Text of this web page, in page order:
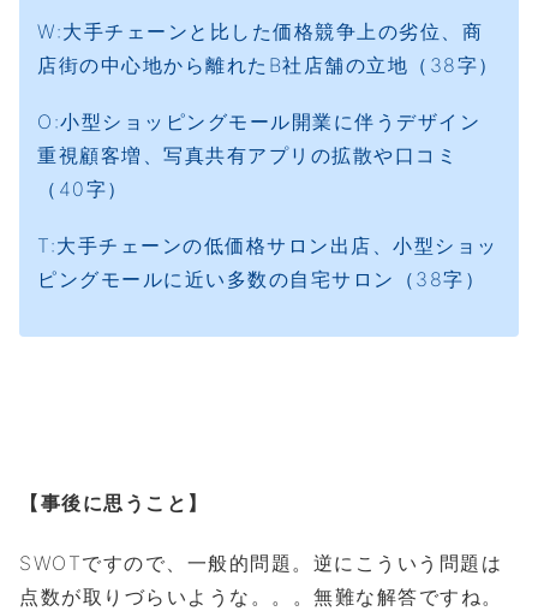
W:大手チェーンと比した価格競争上の劣位、商
店街の中心地から離れたB社店舗の立地（38字）
O:小型ショッピングモール開業に伴うデザイン
重視顧客増、写真共有アプリの拡散や口コミ
（40字）
T:大手チェーンの低価格サロン出店、小型ショッ
ピングモールに近い多数の自宅サロン（38字）
【事後に思うこと】
SWOTですので、一般的問題。逆にこういう問題は
点数が取りづらいような。。。無難な解答ですね。